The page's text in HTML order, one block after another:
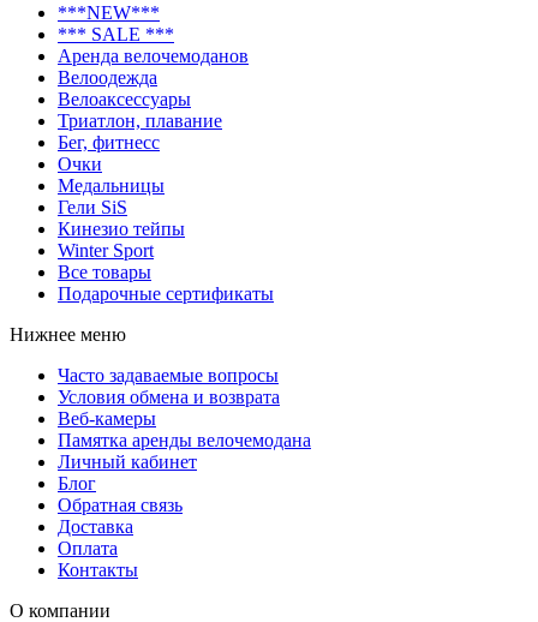
***NEW***
*** SALE ***
Аренда велочемоданов
Велоодежда
Велоаксессуары
Триатлон, плавание
Бег, фитнесс
Очки
Медальницы
Гели SiS
Кинезио тейпы
Winter Sport
Все товары
Подарочные сертификаты
Нижнее меню
Часто задаваемые вопросы
Условия обмена и возврата
Веб-камеры
Памятка аренды велочемодана
Личный кабинет
Блог
Обратная связь
Доставка
Оплата
Контакты
О компании